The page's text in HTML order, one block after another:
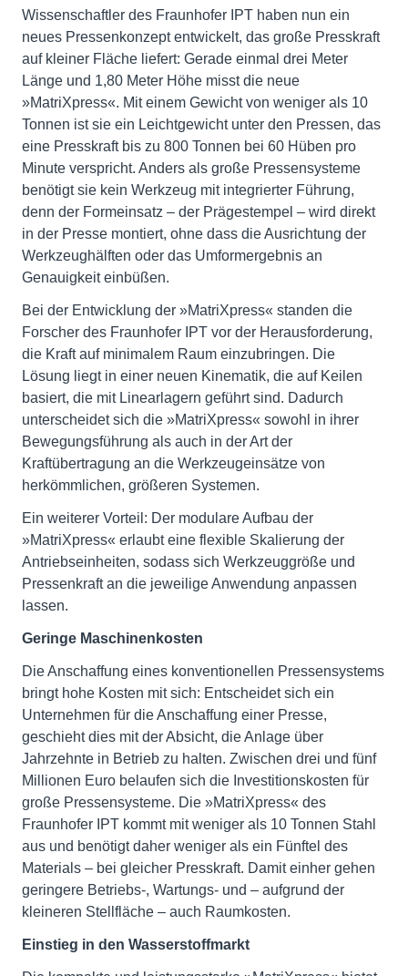
Wissenschaftler des Fraunhofer IPT haben nun ein
neues Pressenkonzept entwickelt, das große Presskraft
auf kleiner Fläche liefert: Gerade einmal drei Meter
Länge und 1,80 Meter Höhe misst die neue
»MatriXpress«. Mit einem Gewicht von weniger als 10
Tonnen ist sie ein Leichtgewicht unter den Pressen, das
eine Presskraft bis zu 800 Tonnen bei 60 Hüben pro
Minute verspricht. Anders als große Pressensysteme
benötigt sie kein Werkzeug mit integrierter Führung,
denn der Formeinsatz – der Prägestempel – wird direkt
in der Presse montiert, ohne dass die Ausrichtung der
Werkzeughälften oder das Umformergebnis an
Genauigkeit einbüßen.
Bei der Entwicklung der »MatriXpress« standen die
Forscher des Fraunhofer IPT vor der Herausforderung,
die Kraft auf minimalem Raum einzubringen. Die
Lösung liegt in einer neuen Kinematik, die auf Keilen
basiert, die mit Linearlagern geführt sind. Dadurch
unterscheidet sich die »MatriXpress« sowohl in ihrer
Bewegungsführung als auch in der Art der
Kraftübertragung an die Werkzeugeinsätze von
herkömmlichen, größeren Systemen.
Ein weiterer Vorteil: Der modulare Aufbau der
»MatriXpress« erlaubt eine flexible Skalierung der
Antriebseinheiten, sodass sich Werkzeuggröße und
Pressenkraft an die jeweilige Anwendung anpassen
lassen.
Geringe Maschinenkosten
Die Anschaffung eines konventionellen Pressensystems
bringt hohe Kosten mit sich: Entscheidet sich ein
Unternehmen für die Anschaffung einer Presse,
geschieht dies mit der Absicht, die Anlage über
Jahrzehnte in Betrieb zu halten. Zwischen drei und fünf
Millionen Euro belaufen sich die Investitionskosten für
große Pressensysteme. Die »MatriXpress« des
Fraunhofer IPT kommt mit weniger als 10 Tonnen Stahl
aus und benötigt daher weniger als ein Fünftel des
Materials – bei gleicher Presskraft. Damit einher gehen
geringere Betriebs-, Wartungs- und – aufgrund der
kleineren Stellfläche – auch Raumkosten.
Einstieg in den Wasserstoffmarkt